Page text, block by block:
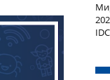
IDC